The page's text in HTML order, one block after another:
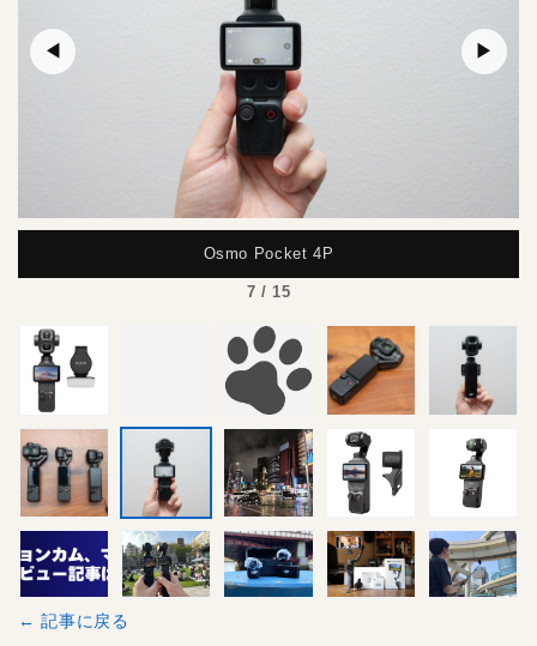
◀ ▶
Osmo Pocket 4P
7 / 15
← 記事に戻る